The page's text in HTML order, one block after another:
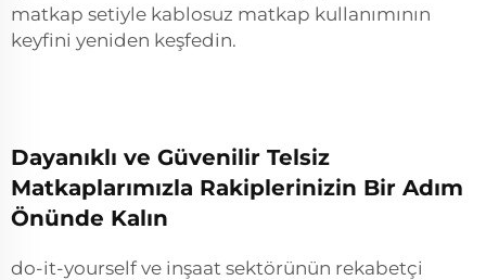
matkap setiyle kablosuz matkap kullanımının
keyfini yeniden keşfedin.
Dayanıklı ve Güvenilir Telsiz
Matkaplarımızla Rakiplerinizin Bir Adım
Önünde Kalın
do-it-yourself ve inşaat sektörünün rekabetçi